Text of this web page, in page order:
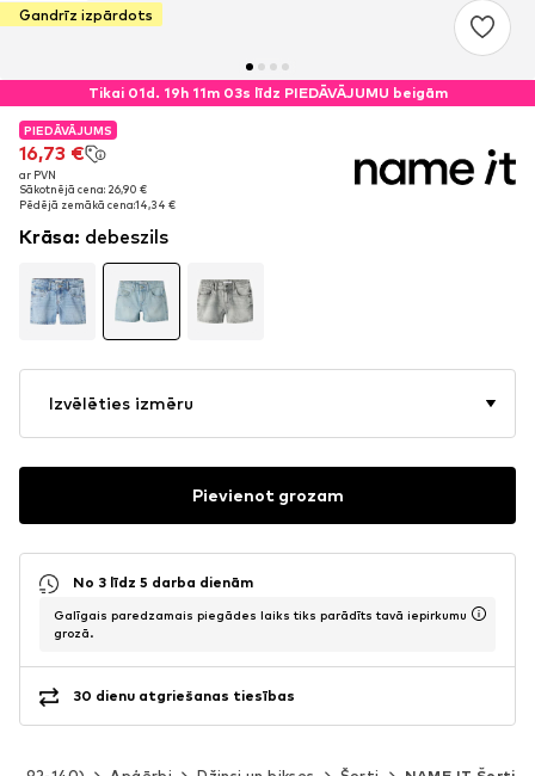
Gandrīz izpārdots
Tikai 01d. 19h 11m 03s līdz PIEDĀVĀJUMU beigām
PIEDĀVĀJUMS
16,73 €
ar PVN
Sākotnējā cena: 26,90 €
Pēdējā zemākā cena:14,34 €
PIEDĀVĀJUMS
16,73 €
ar PVN
Sākotnējā cena: 26,90 €
Pēdējā zemākā cena:14,34 €
Krāsa: debeszils
Izvēlēties izmēru
Pievienot grozam
No 3 līdz 5 darba dienām
Galīgais paredzamais piegādes laiks tiks parādīts tavā iepirkumu
grozā.
30 dienu atgriešanas tiesības